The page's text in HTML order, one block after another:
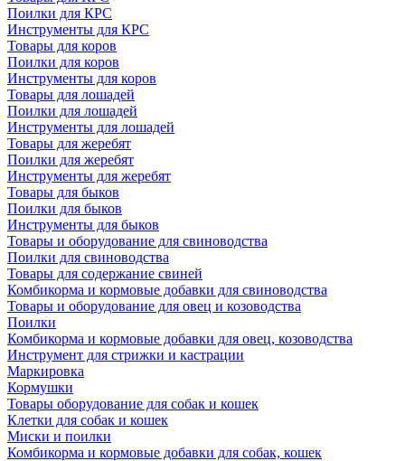
Поилки для КРС
Инструменты для КРС
Товары для коров
Поилки для коров
Инструменты для коров
Товары для лошадей
Поилки для лошадей
Инструменты для лошадей
Товары для жеребят
Поилки для жеребят
Инструменты для жеребят
Товары для быков
Поилки для быков
Инструменты для быков
Товары и оборудование для свиноводства
Поилки для свиноводства
Товары для содержание свиней
Комбикорма и кормовые добавки для свиноводства
Товары и оборудование для овец и козоводства
Поилки
Комбикорма и кормовые добавки для овец, козоводства
Инструмент для стрижки и кастрации
Маркировка
Кормушки
Товары оборудование для собак и кошек
Клетки для собак и кошек
Миски и поилки
Комбикорма и кормовые добавки для собак, кошек